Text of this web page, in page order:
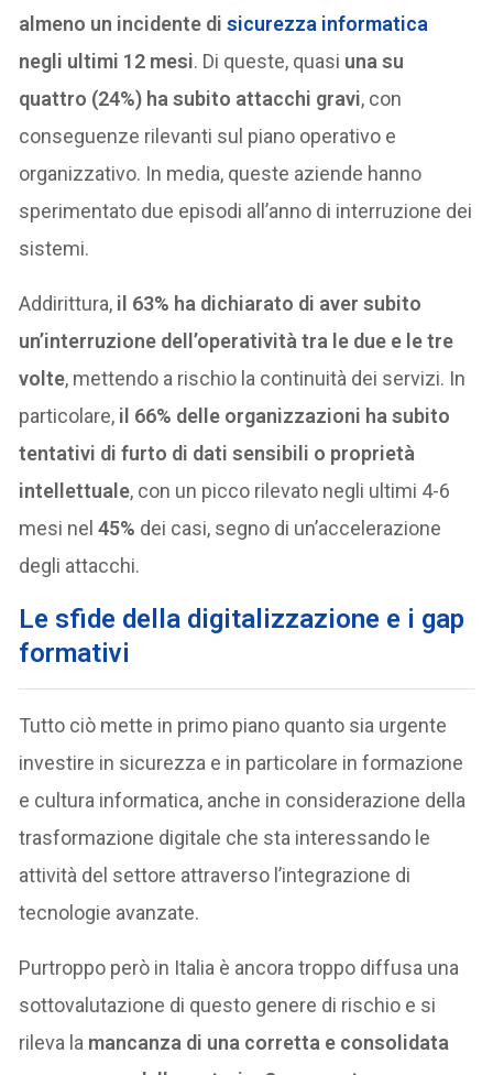
almeno un incidente disicurezza informatica
negli ultimi 12 mesi. Di queste, quasi una su
quattro (24%) ha subito attacchi gravi, con
conseguenze rilevanti sul piano operativo e
organizzativo. In media, queste aziende hanno
sperimentato due episodi all’anno di interruzione dei
sistemi.
Addirittura, il 63% ha dichiarato di aver subito
un’interruzione dell’operatività tra le due e le tre
volte, mettendo a rischio la continuità dei servizi. In
particolare, il 66% delle organizzazioni ha subito
tentativi di furto di dati sensibili o proprietà
intellettuale, con un picco rilevato negli ultimi 4-6
mesi nel 45% dei casi, segno di un’accelerazione
degli attacchi.
Le sfide della digitalizzazione e i gap
formativi
Tutto ciò mette in primo piano quanto sia urgente
investire in sicurezza e in particolare in formazione
e cultura informatica, anche in considerazione della
trasformazione digitale che sta interessando le
attività del settore attraverso l’integrazione di
tecnologie avanzate.
Purtroppo però in Italia è ancora troppo diffusa una
sottovalutazione di questo genere di rischio e si
rileva la mancanza di una corretta e consolidata